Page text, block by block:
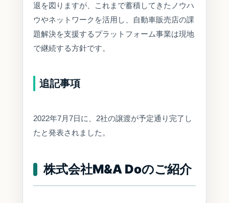
退を図りますが、これまで蓄積してきたノウハ
ウやネットワークを活用し、自動車販売店の課
題解決を支援するプラットフォーム事業は現地
で継続する方針です。
追記事項
2022年7月7日に、2社の譲渡が予定通り完了し
たと発表されました。
株式会社M&A Doのご紹介